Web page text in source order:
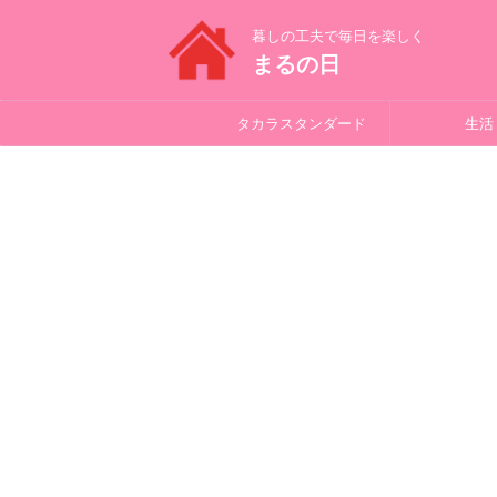
暮しの工夫で毎日を楽しく
まるの日
タカラスタンダード 生活